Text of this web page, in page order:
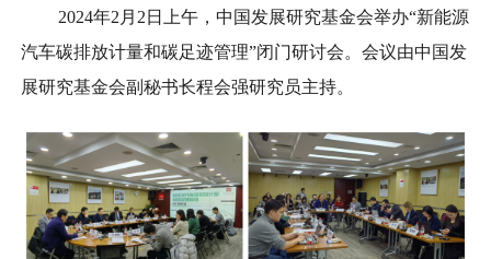
2024年2月2日上午，中国发展研究基金会举办“新能源
汽车碳排放计量和碳足迹管理”闭门研讨会。会议由中国发
展研究基金会副秘书长程会强研究员主持。